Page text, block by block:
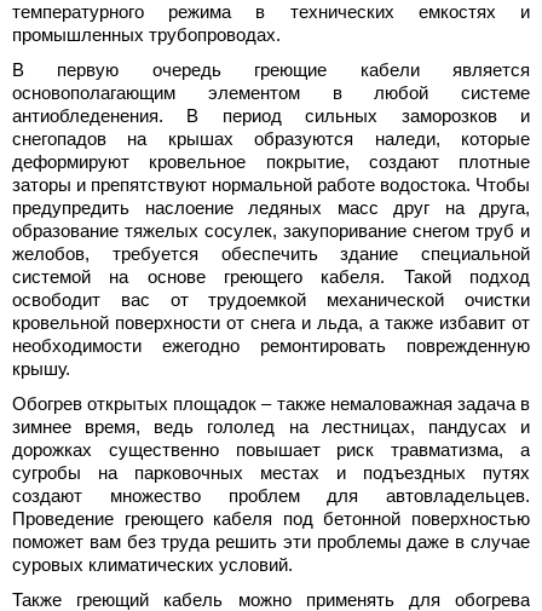
температурного режима в технических емкостях и
промышленных трубопроводах.
В первую очередь греющие кабели является
основополагающим элементом в любой системе
антиобледенения. В период сильных заморозков и
снегопадов на крышах образуются наледи, которые
деформируют кровельное покрытие, создают плотные
заторы и препятствуют нормальной работе водостока. Чтобы
предупредить наслоение ледяных масс друг на друга,
образование тяжелых сосулек, закупоривание снегом труб и
желобов, требуется обеспечить здание специальной
системой на основе греющего кабеля. Такой подход
освободит вас от трудоемкой механической очистки
кровельной поверхности от снега и льда, а также избавит от
необходимости ежегодно ремонтировать поврежденную
крышу.
Обогрев открытых площадок – также немаловажная задача в
зимнее время, ведь гололед на лестницах, пандусах и
дорожках существенно повышает риск травматизма, а
сугробы на парковочных местах и подъездных путях
создают множество проблем для автовладельцев.
Проведение греющего кабеля под бетонной поверхностью
поможет вам без труда решить эти проблемы даже в случае
суровых климатических условий.
Также греющий кабель можно применять для обогрева